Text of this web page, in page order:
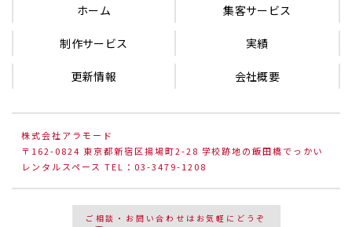
ホーム 集客サービス
制作サービス 実績
更新情報 会社概要
株式会社アラモード
〒162-0824 東京都新宿区揚場町2-28 学校跡地の飯田橋でっかい
レンタルスペース TEL：03-3479-1208
ご相談・お問い合わせはお気軽にどうぞ